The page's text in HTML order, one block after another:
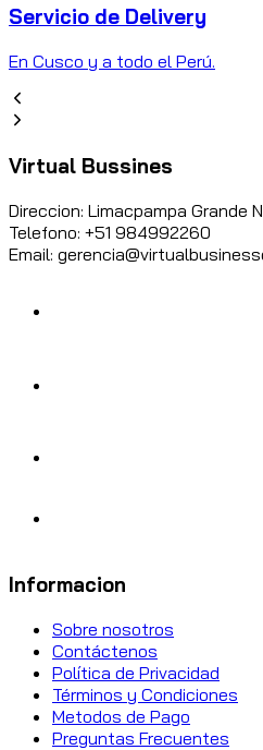
Servicio de Delivery
En Cusco y a todo el Perú.
Virtual Bussines
Direccion: Limacpampa Grande
Telefono: +51 984992260
Email:
Informacion
Sobre nosotros
Contáctenos
Política de Privacidad
Términos y Condiciones
Metodos de Pago
Preguntas Frecuentes